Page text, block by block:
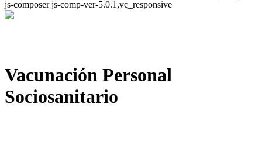
js-composer js-comp-ver-5.0.1,vc_responsive
Vacunación Personal
Sociosanitario